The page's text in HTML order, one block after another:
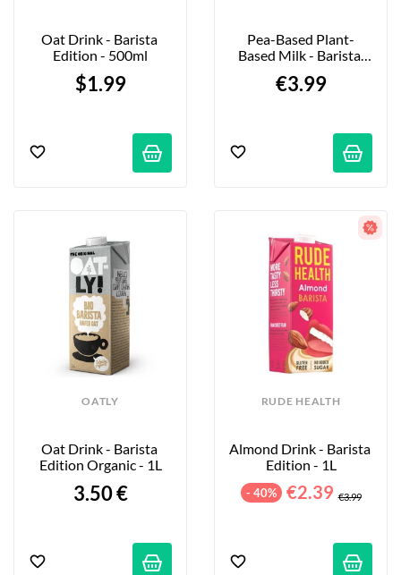
Oat Drink - Barista
Edition - 500ml
$1.99
Pea-Based Plant-
Based Milk - Barista
€3.99
OATLY
Oat Drink - Barista
Edition Organic - 1L
3.50 €
RUDE HEALTH
Almond Drink - Barista
Edition - 1L
- 40% €2.39 €3.99